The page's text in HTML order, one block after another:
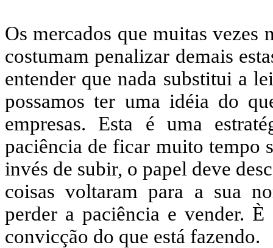
Os mercados que muitas vezes
costumam penalizar demais
entender que nada substitui a
possamos ter uma idéia do
empresas. Esta é uma
paciência de ficar muito tempo
invés de subir, o papel deve
coisas voltaram para a sua
perder a paciência e vender.
convicção do que está fazendo.